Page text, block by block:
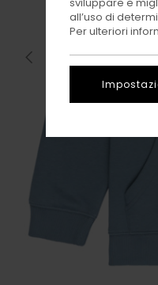
all’uso di
Per ulteriori